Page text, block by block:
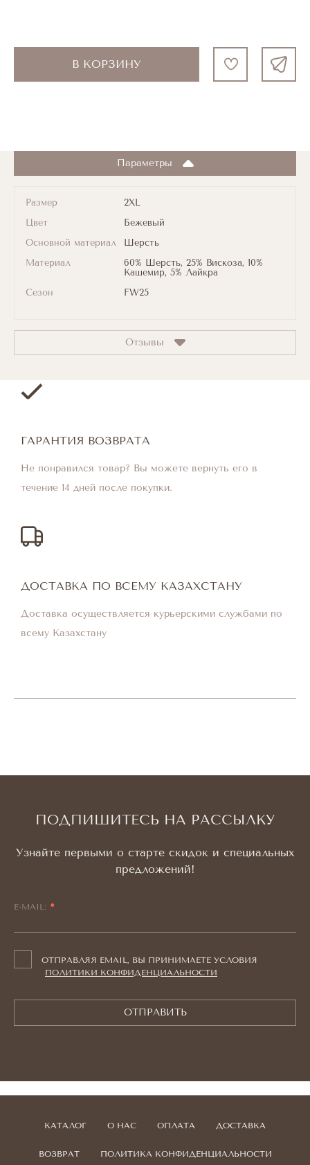
В КОРЗИНУ
Параметры
Размер
2XL
Цвет
Бежевый
Основной материал
Шерсть
Материал
60% Шерсть, 25% Вискоза, 10%
Кашемир, 5% Лайкра
Сезон
FW25
Отзывы
ГАРАНТИЯ ВОЗВРАТА
Не понравился товар? Вы можете вернуть его в
течение 14 дней после покупки.
ДОСТАВКА ПО ВСЕМУ КАЗАХСТАНУ
Доставка осуществляется курьерскими службами по
всему Казахстану
ПОДПИШИТЕСЬ НА РАССЫЛКУ
Узнайте первыми о старте скидок и специальных
предложений!
E-MAIL:
ОТПРАВЛЯЯ EMAIL, ВЫ ПРИНИМАЕТЕ УСЛОВИЯ
ПОЛИТИКИ КОНФИДЕНЦИАЛЬНОСТИ
ОТПРАВИТЬ
КАТАЛОГ О НАС ОПЛАТА ДОСТАВКА
ВОЗВРАТ ПОЛИТИКА КОНФИДЕНЦИАЛЬНОСТИ